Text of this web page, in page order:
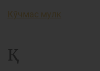
Кўчмас мулк
Қ